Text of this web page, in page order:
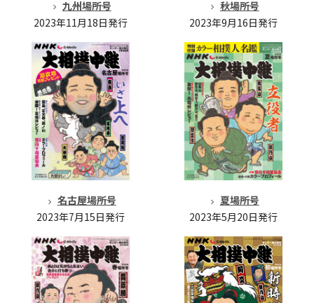
九州場所号
2023年11月18日発行
秋場所号
2023年9月16日発行
名古屋場所号
2023年7月15日発行
夏場所号
2023年5月20日発行